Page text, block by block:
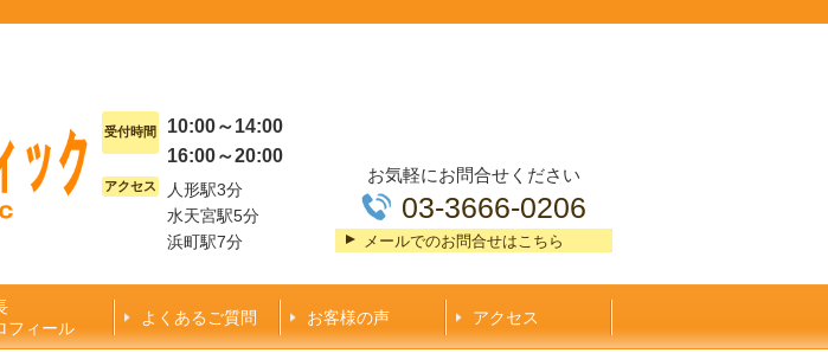
受付時間
10:00～14:00
16:00～20:00
アクセス
人形駅3分
水天宮駅5分
浜町駅7分
お気軽にお問合せください
03-3666-0206
メールでのお問合せはこちら
フィール
よくあるご質問 お客様の声 アクセス